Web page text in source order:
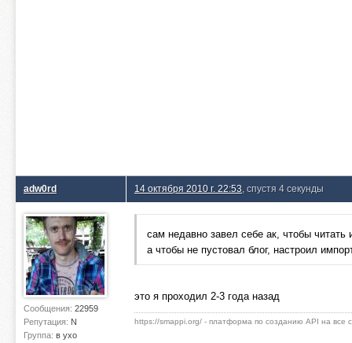
adw0rd
Сообщения: 22959
Репутация: N
Группа: в ухо
14 октября 2010 г. 22:53 , спустя 4 секунды
сам недавно завел себе ак, чтобы
а чтобы не пустовал блог, настроил
это я проходил 2-3 года назад
https://smappi.org/ - платформа по созданию API на все